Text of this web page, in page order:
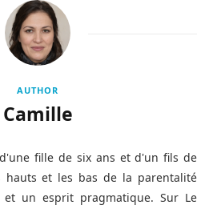
AUTHOR
Camille
fille de six ans et d'un fils de
hauts et les bas de la parentalité
un esprit pragmatique. Sur Le